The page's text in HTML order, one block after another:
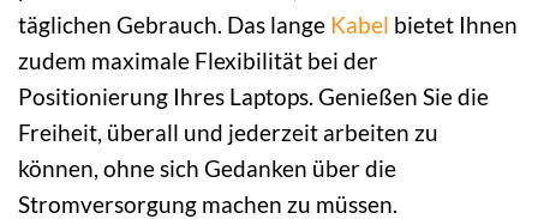
täglichen Gebrauch. Das lange Kabel bietet Ihnen
zudem maximale Flexibilität bei der
Positionierung Ihres Laptops. Genießen Sie die
Freiheit, überall und jederzeit arbeiten zu
können, ohne sich Gedanken über die
Stromversorgung machen zu müssen.